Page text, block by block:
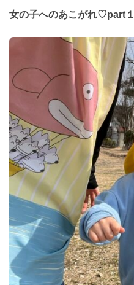
女の子へのあこがれ♡part１